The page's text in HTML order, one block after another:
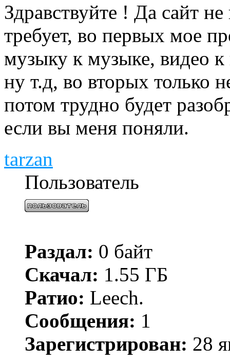
Здравствуйте ! Да сайт
требует, во первых мое
музыку к музыке, видео к
ну т.д, во вторых только
потом трудно будет
если вы меня поняли.
tarzan
Пользователь
Раздал: 0 байт
Скачал: 1.55 ГБ
Ратио: Leech.
Сообщения: 1
Зарегистрирован: 28